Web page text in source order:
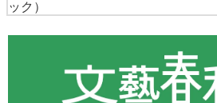
ック）